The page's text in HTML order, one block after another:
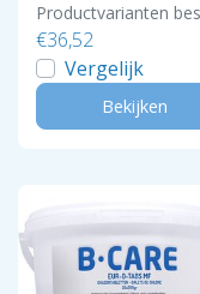
€36,52
Vergelijk
Bekijken